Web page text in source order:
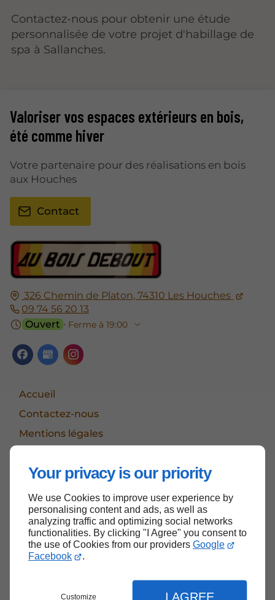
Your privacy is our priority
We use Cookies to improve user experience by
personalising content and ads, as well as
analyzing traffic and optimizing social networks
functionalities. By clicking "I Agree" you consent to
the use of Cookies from our providers Google
Facebook
.
Customize I AGREE
Contactez-nous pour obtenir une étude
personnalisée de votre projet d'habillage de
spa à Sallanches.
326 Chemin de Platon, 74310 Les Houches
09 74 56 20 13
Ouvert ⋅ Ferme à 19:00
Accueil
Contactez-nous
Mentions légales
Valoriser vos espaces extérieurs en bois,
été comme hiver
Votre partenaire pour des réalisations en bois
aux Houches
Contact
Haut de page